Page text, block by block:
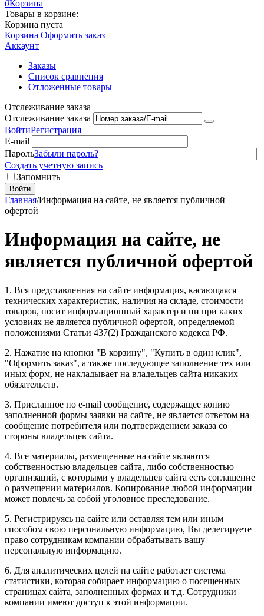
0Корзина
Товары в корзине:
Корзина пуста
Корзина Оформить заказ
Аккаунт
Заказы
Список сравнения
Отложенные товары
Отслеживание заказа
Отслеживание заказа
ВойтиРегистрация
E-mail
ПарольЗабыли пароль?
Создать учетную запись
Запомнить
Войти
Главная/Информация на сайте, не является публичной
офертой
Информация на сайте, не
является публичной офертой
1. Вся представленная на сайте информация, касающаяся
технических характеристик, наличия на складе, стоимости
товаров, носит информационный характер и ни при каких
условиях не является публичной офертой, определяемой
положениями Статьи 437(2) Гражданского кодекса РФ.
2. Нажатие на кнопки "В корзину", "Купить в один клик",
"Оформить заказ", а также последующее заполнение тех или
иных форм, не накладывает на владельцев сайта никаких
обязательств.
3. Присланное по e-mail сообщение, содержащее копию
заполненной формы заявки на сайте, не является ответом на
сообщение потребителя или подтверждением заказа со
стороны владельцев сайта.
4. Все материалы, размещенные на сайте являются
собственностью владельцев сайта, либо собственностью
организаций, с которыми у владельцев сайта есть соглашение
о размещении материалов. Копирование любой информации
может повлечь за собой уголовное преследование.
5. Регистрируясь на сайте или оставляя тем или иным
способом свою персональную информацию, Вы делегируете
право сотрудникам компании обрабатывать вашу
персональную информацию.
6. Для аналитических целей на сайте работает система
статистики, которая собирает информацию о посещенных
страницах сайта, заполненных формах и т.д. Сотрудники
компании имеют доступ к этой информации.